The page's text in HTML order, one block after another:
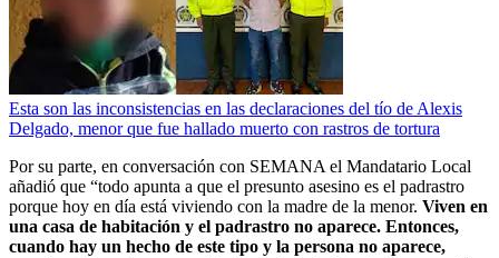
Esta son las inconsistencias en las declaraciones del tío de Alexis
Delgado, menor que fue hallado muerto con rastros de tortura
Por su parte, en conversación con SEMANA el Mandatario Local
añadió que “todo apunta a que el presunto asesino es el padrastro
porque hoy en día está viviendo con la madre de la menor. Viven en
una casa de habitación y el padrastro no aparece. Entonces,
cuando hay un hecho de este tipo y la persona no aparece,